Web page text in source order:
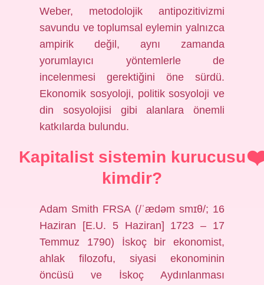
Weber, metodolojik antipozitivizmi
savundu ve toplumsal eylemin yalnızca
ampirik değil, aynı zamanda
yorumlayıcı yöntemlerle de
incelenmesi gerektiğini öne sürdü.
Ekonomik sosyoloji, politik sosyoloji ve
din sosyolojisi gibi alanlara önemli
katkılarda bulundu.
Kapitalist sistemin kurucusu
kimdir?
Adam Smith FRSA (/ˈædəm smɪθ/; 16
Haziran [E.U. 5 Haziran] 1723 – 17
Temmuz 1790) İskoç bir ekonomist,
ahlak filozofu, siyasi ekonominin
öncüsü ve İskoç Aydınlanması